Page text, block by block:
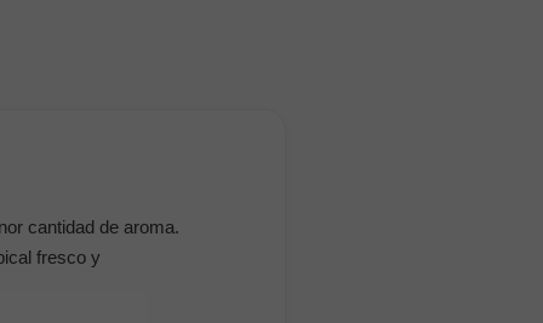
cantidad de aroma.
fresco y